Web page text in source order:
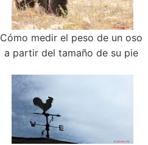
Cómo medir el peso de un oso
a partir del tamaño de su pie